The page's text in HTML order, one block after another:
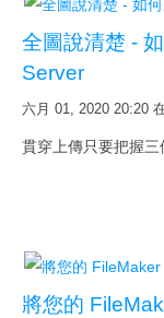
全圖說清楚 -
Server
六月 01, 2020 20:20
貫穿上傳只要把握三
將您的